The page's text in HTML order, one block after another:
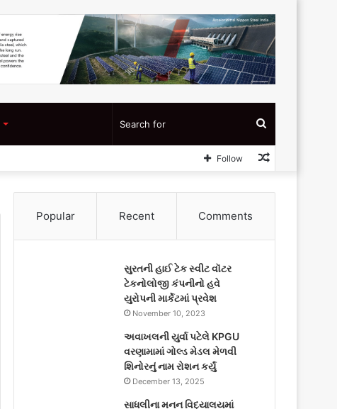
for
Follow
Popular Recent Comments
સુરતની હાઈ ટેક સ્વીટ વૉટર
ટેકનોલોજી કંપનીનો હવે
યુરોપની માર્કેટમાં પ્રવેશ
November 10, 2023
અવાખલની યુર્વા પટેલે KPGU
વરણામામાં ગોલ્ડ મેડલ મેળવી
શિનોરનું નામ રોશન કર્યું
December 13, 2025
સાધલીના મનન વિદ્યાલયમાં